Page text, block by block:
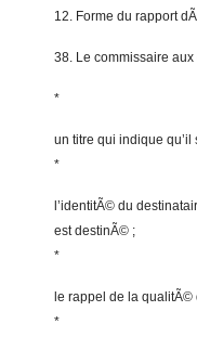
12. Forme du rapport
38. Le commissaire
*
un titre qui indique qu’il
*
l’identitÃ© du
est destinÃ© ;
*
le rappel de la qualitÃ©
*